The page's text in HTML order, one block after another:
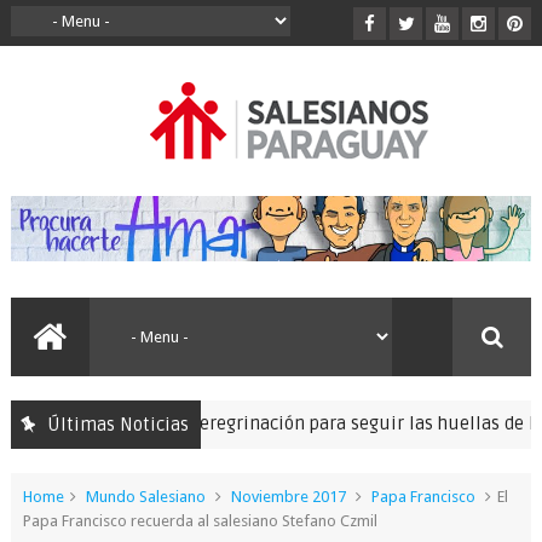
Últimas Noticias
Se realizó la peregrinación para seguir las huellas de los
Home Mundo Salesiano Noviembre 2017 Papa Francisco
El
Papa Francisco recuerda al salesiano Stefano Czmil